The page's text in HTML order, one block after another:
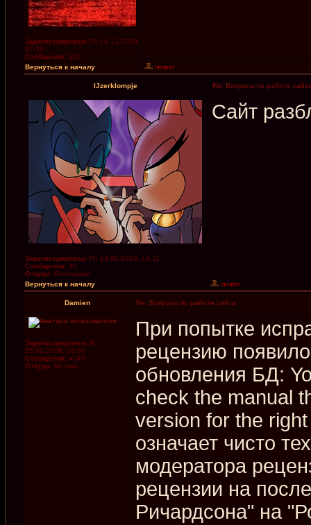
Зарегистрирован: Пт 04.12.2020,
22:35
Сообщения: 161
Вернуться к началу
IJzerklompje Re: Вопросы по работе
Зарегистрирован: Пт 24.02.2023, 19:11
Сообщения: 46
Откуда: Венгерово
Сайт
Вернуться к началу
Damien Re: Вопросы по работе сайта
Зарегистрирован: Вт
15.01.2008, 18:00
Сообщения: 4048
Откуда: Москва
При попытке
рецензию
обновления БД:
check the manual
version for the
означает чисто
модератора
рецензии на
Ричардсона" на